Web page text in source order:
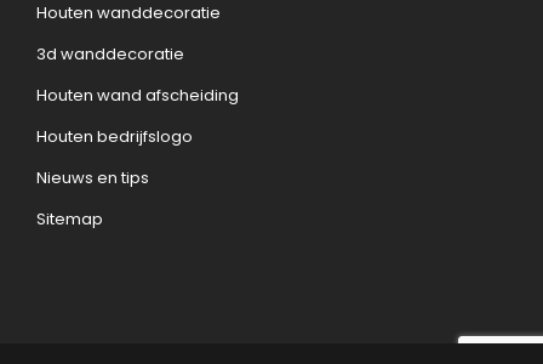
Houten wanddecoratie
3d wanddecoratie
Houten wand afscheiding
Houten bedrijfslogo
Nieuws en tips
Sitemap